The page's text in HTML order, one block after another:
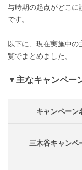
与時期の起点がどこに
です。
以下に、現在実施中
覧でまとめました。
主なキャンペー
キャンペーン
三木谷キャンペ